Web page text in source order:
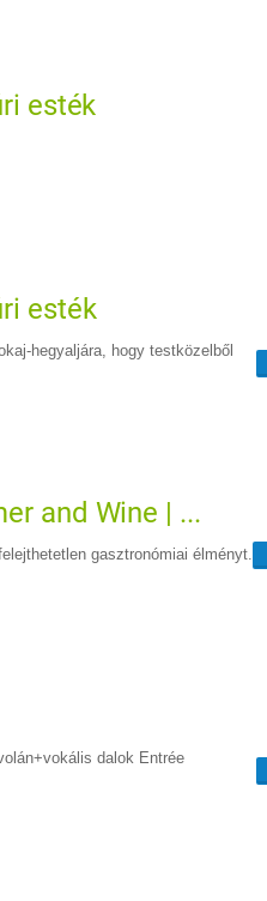
esték
esték
hegyaljára, hogy testközelből
and Wine | ...
gasztronómiai élményt.
dalok Entrée